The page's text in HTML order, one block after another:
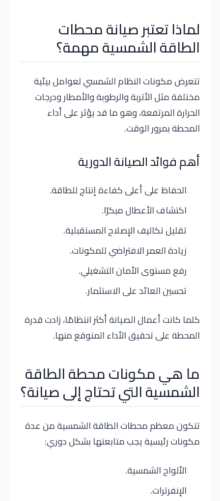
لماذا تعتبر صيانة محطات
الطاقة الشمسية مهمة؟
تتعرض مكونات النظام الشمسي لعوامل بيئية
مختلفة مثل الأتربة والرطوبة والأمطار ودرجات
الحرارة المرتفعة، وهو ما قد يؤثر على أداء
المحطة بمرور الوقت.
أهم فوائد الصيانة الدورية
الحفاظ على أعلى كفاءة إنتاج للطاقة.
اكتشاف الأعطال مبكرًا.
تقليل تكاليف الإصلاح المستقبلية.
زيادة العمر الافتراضي للمكونات.
رفع مستوى الأمان التشغيلي.
تحسين العائد على الاستثمار.
كلما كانت أعمال الصيانة أكثر انتظامًا، زادت قدرة
المحطة على تحقيق الأداء المتوقع منها.
ما هي مكونات محطة الطاقة
الشمسية التي تحتاج إلى صيانة؟
تتكون معظم محطات الطاقة الشمسية من عدة
مكونات رئيسية يجب متابعتها بشكل دوري:
الألواح الشمسية.
الإنفرترات.